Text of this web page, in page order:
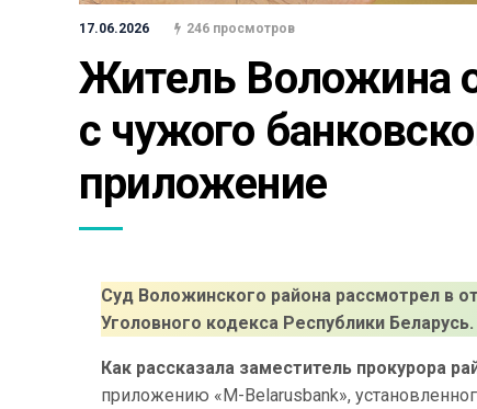
17.06.2026 246 просмотров
Житель Воложина
с чужого
приложение
Суд Воложинского района рассмотрел в
Уголовного кодекса Республики Беларусь.
Как рассказала заместитель прокурора
приложению «М-Belarusbank»,